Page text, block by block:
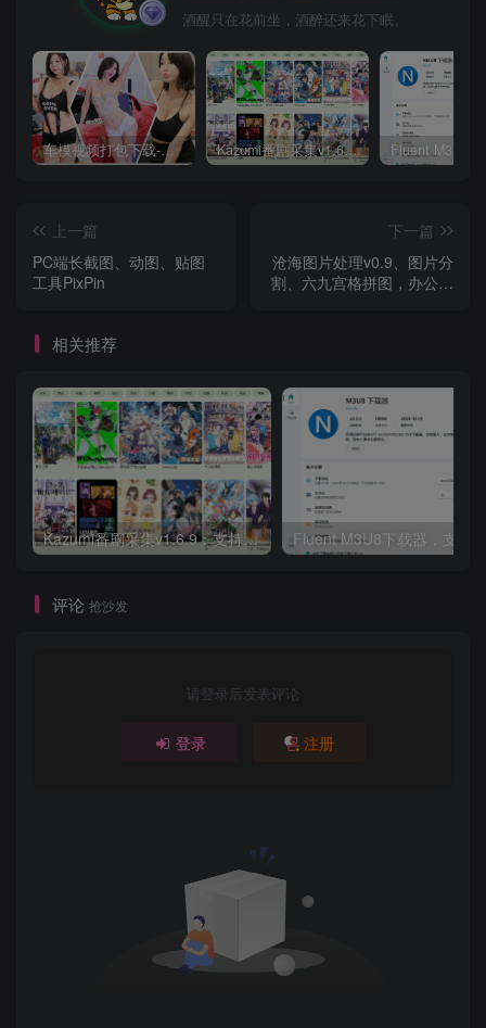
酒醒只在花前坐，酒醉还来花下眠。
车模视频打包下载-高清无水印版 Kazumi番剧采集v1.6.9：支持自定义规则+在线观看+弹幕，跨平台下载
上一篇
PC端长截图、动图、贴图
工具PixPin
下一篇
沧海图片处理v0.9、图片分
割、六九宫格拼图，办公设
相关推荐
Kazumi番剧采集v1.6.9：支持自定义规则+在线观看+弹幕，跨平台下载 Fluent M3U8下载器，支持
评论 抢沙发
请登录后发表评论
登录 注册